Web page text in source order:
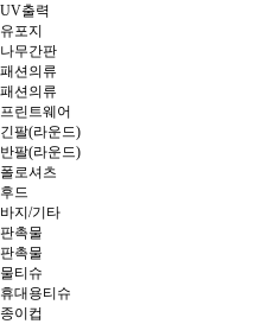
UV출력
유포지
나무간판
패션의류
패션의류
프린트웨어
긴팔(라운드)
반팔(라운드)
폴로셔츠
후드
바지/기타
판촉물
판촉물
물티슈
휴대용티슈
종이컵